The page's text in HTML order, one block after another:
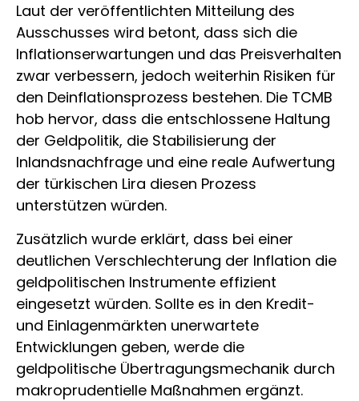
Laut der veröffentlichten Mitteilung des
Ausschusses wird betont, dass sich die
Inflationserwartungen und das Preisverhalten
zwar verbessern, jedoch weiterhin Risiken für
den Deinflationsprozess bestehen. Die TCMB
hob hervor, dass die entschlossene Haltung
der Geldpolitik, die Stabilisierung der
Inlandsnachfrage und eine reale Aufwertung
der türkischen Lira diesen Prozess
unterstützen würden.
Zusätzlich wurde erklärt, dass bei einer
deutlichen Verschlechterung der Inflation die
geldpolitischen Instrumente effizient
eingesetzt würden. Sollte es in den Kredit-
und Einlagenmärkten unerwartete
Entwicklungen geben, werde die
geldpolitische Übertragungsmechanik durch
makroprudentielle Maßnahmen ergänzt.